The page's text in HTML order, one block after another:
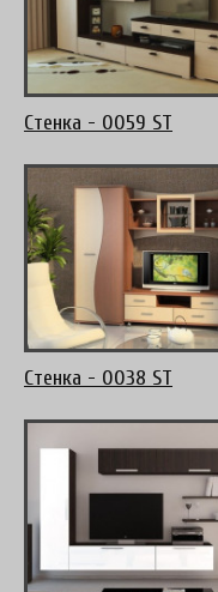
Стенка - 0059 ST
Стенка - 0038 ST